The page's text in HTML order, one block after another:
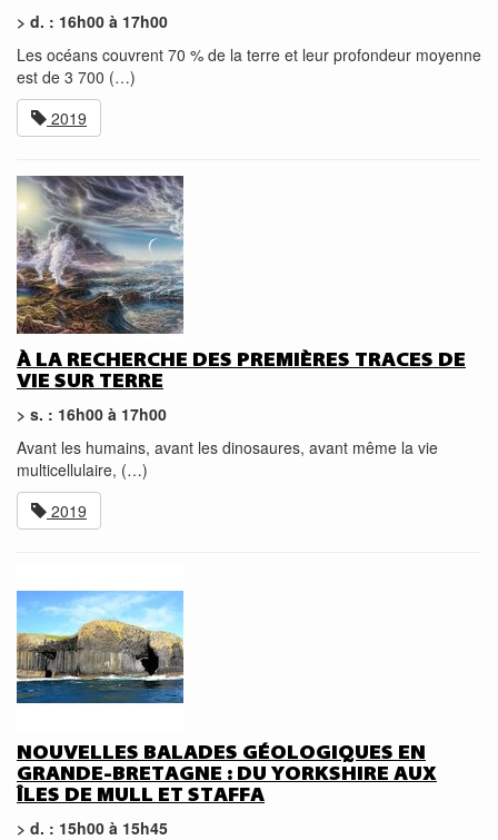
> d. : 16h00 à 17h00
Les océans couvrent 70 % de la terre et leur profondeur moyenne
est de 3 700 (…)
2019
À LA RECHERCHE DES PREMIÈRES TRACES DE
VIE SUR TERRE
> s. : 16h00 à 17h00
Avant les humains, avant les dinosaures, avant même la vie
multicellulaire, (…)
2019
NOUVELLES BALADES GÉOLOGIQUES EN
GRANDE-BRETAGNE : DU YORKSHIRE AUX
ÎLES DE MULL ET STAFFA
> d. : 15h00 à 15h45